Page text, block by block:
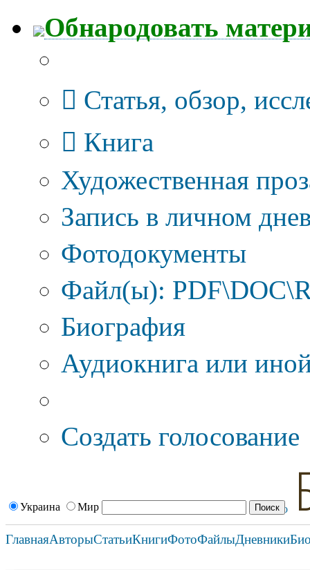
Обнародовать
Статья, обзор,
Книга
Художественная
Запись в личном
Фотодокументы
Файл(ы):
Биография
Аудиокнига или
Создать голосование
Украина Мир
ГлавнаяАвторыСтатьиКнигиФотоФайлыДневники